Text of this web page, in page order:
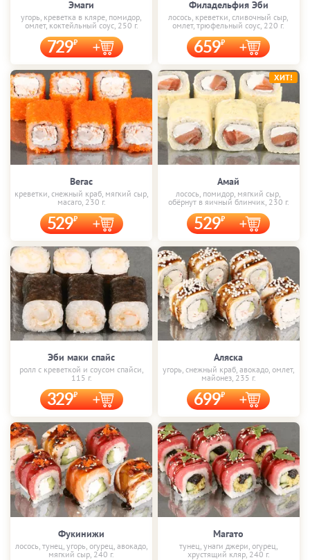
Эмаги
угорь, креветка в кляре, помидор,
омлет, коктейльный соус, 250 г.
729
Филадельфия Эби
лосось, креветки, сливочный сыр,
омлет, трюфельный соус, 220 г.
659
Вегас
креветки, снежный краб, мягкий сыр,
масаго, 230 г.
529
Амай
лосось, помидор, мягкий сыр,
обёрнут в яичный блинчик, 230 г.
529
ХИТ!
Эби маки спайс
ролл с креветкой и соусом спайси,
115 г.
329
Аляска
угорь, снежный краб, авокадо, омлет,
майонез, 235 г.
699
Фукинижи
лосось, тунец, угорь, огурец, авокадо,
мягкий сыр, 240 г.
Магато
тунец, унаги джери, огурец,
хрустящий кляр, 240 г.